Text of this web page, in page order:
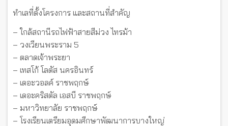
ทำเลที่ตั้งโครงการ และสถานที่สำคัญ
– ใกล้สถานีรถไฟฟ้าสายสีม่วง ไทรม้า
– วงเวียนพระราม 5
– ตลาดเจ้าพระยา
– เทสโก้ โลตัส นครอินทร์
– เดอะวอลค์ ราชพฤกษ์
– เดอะคริสตัล เอสบี ราชพฤกษ์
– มหาวิทยาลัย ราชพฤกษ์
– โรงเรียนเตรียมอุดมศีกษาพัฒนาการบางใหญ่